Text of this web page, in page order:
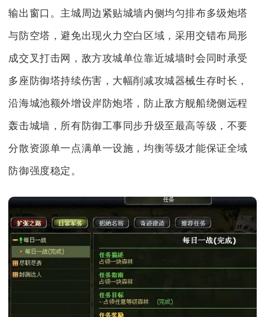
输出窗口。主城周边紧贴城墙内侧均匀排布多级炮塔
与防空塔，避免出现火力空白区域，采用交错布局形
成交叉打击网，敌方攻城单位靠近城墙时会同时承受
多座防御塔持续伤害，大幅削减攻城器械生存时长，
沿海城池额外增设岸防炮塔，防止敌方舰船绕侧远程
轰击城墙，所有防御工事同步升级至最高等级，不要
分散资源单一点满单一设施，均衡等级才能保证全域
防御强度稳定。